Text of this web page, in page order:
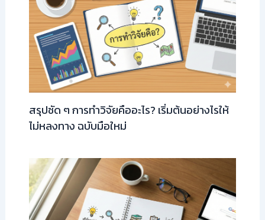
สรุปชัด ๆ การทำวิจัยคืออะไร? เริ่มต้นอย่างไรให้
ไม่หลงทาง ฉบับมือใหม่